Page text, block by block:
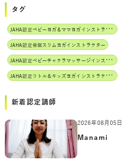
タグ
J
AHA認定ベビーヨガ＆ママヨガインストラクター
JAHA認定骨盤スリムヨガインストラクター
J
AHA認定ベビーチャクラマッサージインストラクター
J
AHA認定リトル＆キッズヨガインストラクター
新着認定講師
2026年08月05日
Manami